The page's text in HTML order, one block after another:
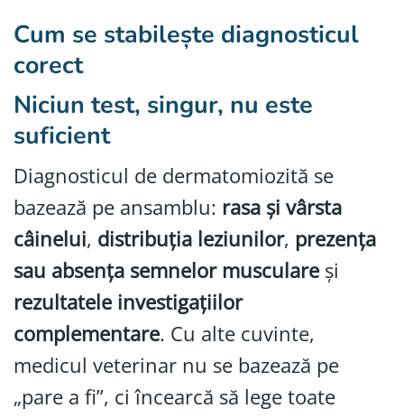
Cum se stabilește diagnosticul
corect
Niciun test, singur, nu este
suficient
Diagnosticul de dermatomiozită se
bazează pe ansamblu: rasa și vârsta
câinelui, distribuția leziunilor, prezența
sau absența semnelor musculareși
rezultatele investigațiilor
complementare. Cu alte cuvinte,
medicul veterinar nu se bazează pe
„pare a fi”, ci încearcă să lege toate